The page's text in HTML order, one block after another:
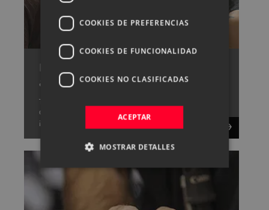
asesores
Tenemos un gran equipo capaz de resolver cualquier
duda que tengas sobre fotografía y vídeo,
¡consúltanos!.
COOKIES DE PREFERENCIAS
COOKIES DE FUNCIONALIDAD
COOKIES NO CLASIFICADAS
ACEPTAR
MOSTRAR DETALLES